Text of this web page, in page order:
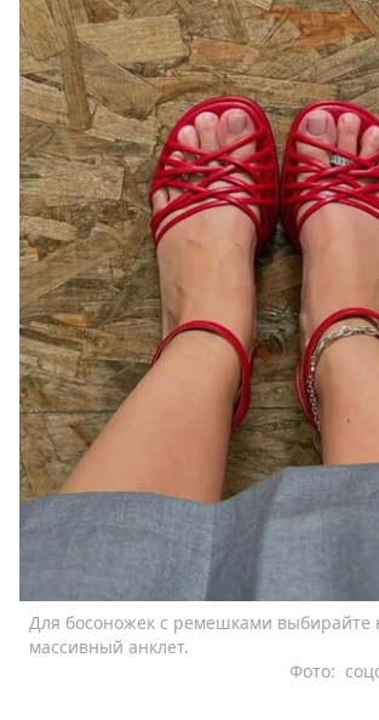
Для босоножек с ремешками выбирайте
массивный анклет.
Фото: